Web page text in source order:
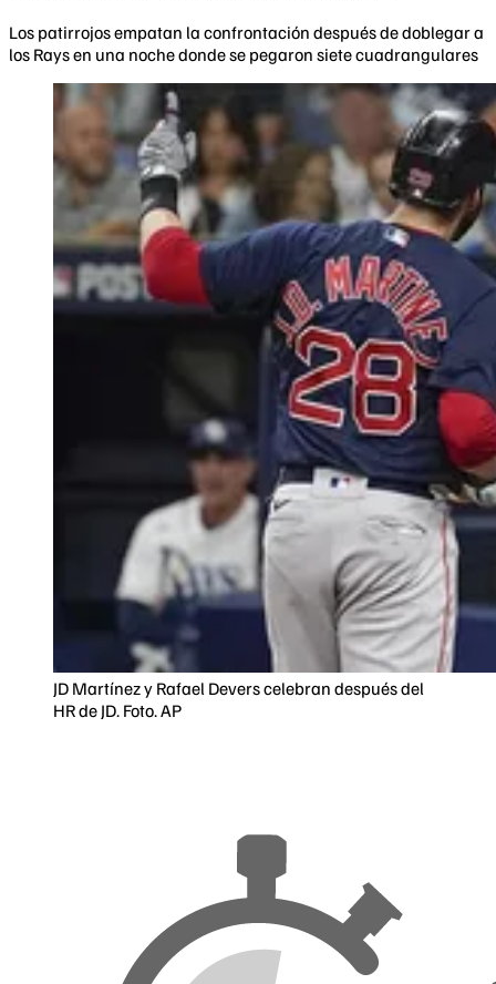
Los patirrojos empatan la confrontación después de doblegar a
los Rays en una noche donde se pegaron siete cuadrangulares
JD Martínez y Rafael Devers celebran después del
HR de JD. Foto. AP